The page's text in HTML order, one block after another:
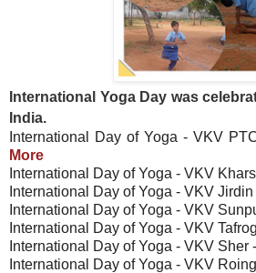
International Yoga Day was
India.
International Day of Yoga - VKV
More
International Day of Yoga - VKV
International Day of Yoga - VKV Jirdin
International Day of Yoga - VKV
International Day of Yoga - VKV
International Day of Yoga - VKV Sher -
International Day of Yoga - VKV